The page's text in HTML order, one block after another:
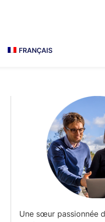
FRANÇAIS
Primary
Sidebar
Une sœur passionnée